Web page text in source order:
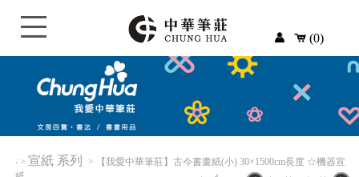
(0)
‧ > 宣紙 系列
> 【我愛中華筆莊】古今書畫紙(小) 30×1500cm長度 ☆機器宣